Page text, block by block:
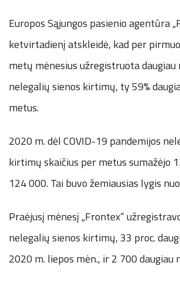
Europos Sąjungos pasienio agentūra
ketvirtadienį atskleidė, kad per
metų mėnesius užregistruota
nelegalių sienos kirtimų, ty 59%
metus.
2020 m. dėl COVID-19 pandemijos
kirtimų skaičius per metus sumažėjo
124 000. Tai buvo žemiausias lygis
Praėjusį mėnesį „Frontex“
nelegalių sienos kirtimų, 33 proc.
2020 m. liepos mėn., ir 2 700 daugiau